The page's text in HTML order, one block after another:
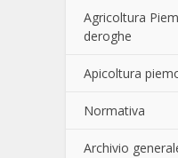
Agricoltura
deroghe
Apicoltura
Normativa
Archivio